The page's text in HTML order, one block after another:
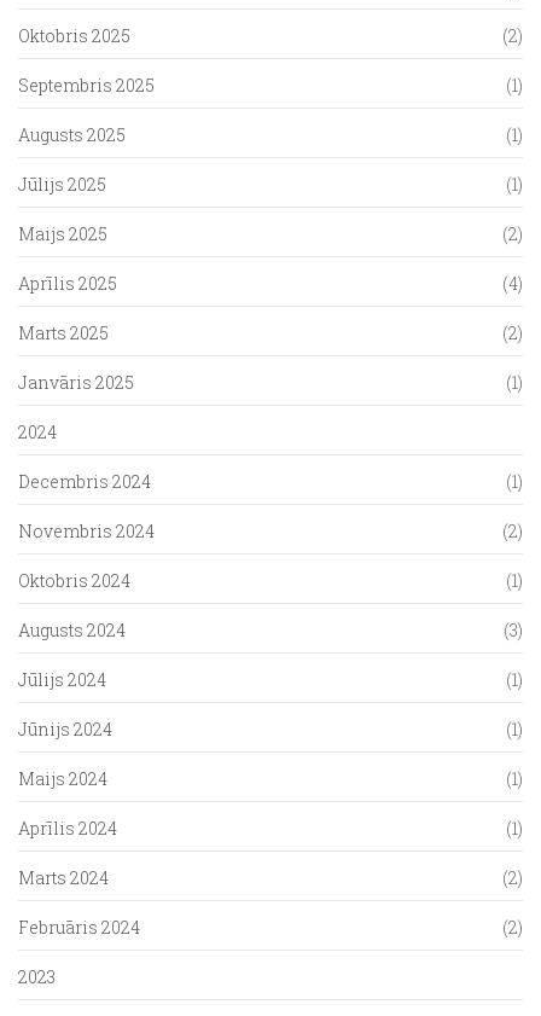
Oktobris 2025 (2)
Septembris 2025 (1)
Augusts 2025 (1)
Jūlijs 2025 (1)
Maijs 2025 (2)
Aprīlis 2025 (4)
Marts 2025 (2)
Janvāris 2025 (1)
2024
Decembris 2024 (1)
Novembris 2024 (2)
Oktobris 2024 (1)
Augusts 2024 (3)
Jūlijs 2024 (1)
Jūnijs 2024 (1)
Maijs 2024 (1)
Aprīlis 2024 (1)
Marts 2024 (2)
Februāris 2024 (2)
2023